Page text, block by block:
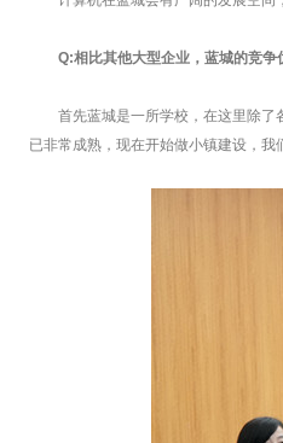
Q:相比其他大型企业，蓝城的竞争
首先蓝城是一所学校，在这里除
已非常成熟，现在开始做小镇建设，